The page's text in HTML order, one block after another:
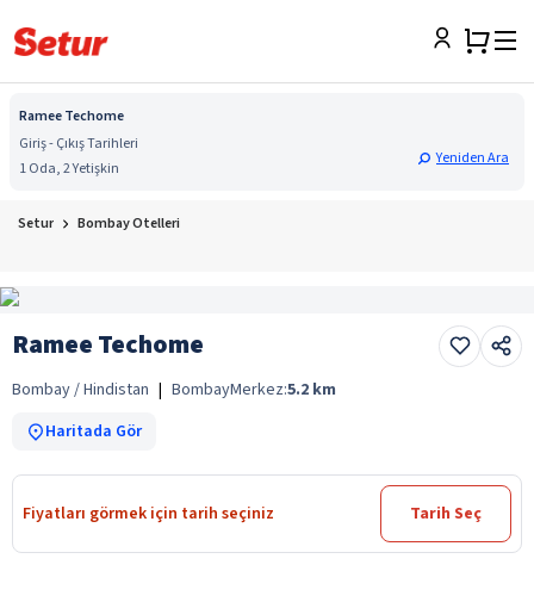
Ramee Techome
Giriş - Çıkış Tarihleri
1 Oda, 2 Yetişkin
Yeniden Ara
Setur Bombay Otelleri
Ramee Techome
Bombay / Hindistan | BombayMerkez:5.2 km
Haritada Gör
Fiyatları görmek için tarih seçiniz Tarih Seç